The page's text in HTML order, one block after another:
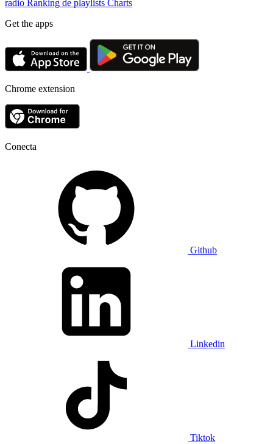
radio Ranking de playlists Charts
Get the apps
Chrome extension
Conecta
Github
Linkedin
Tiktok